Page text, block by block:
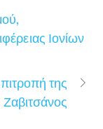
Ιονίων
της